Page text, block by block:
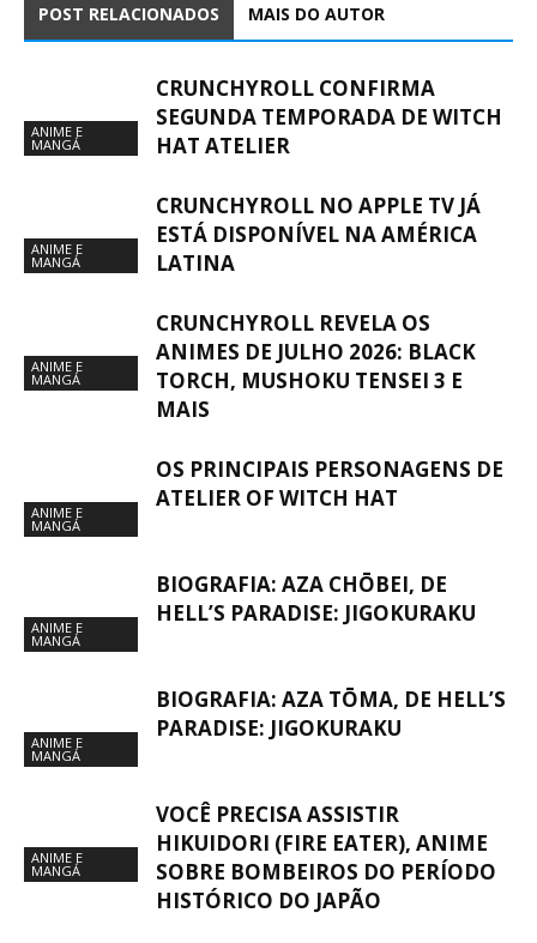
POST RELACIONADOS MAIS DO AUTOR
ANIME E
MANGÁ
CRUNCHYROLL CONFIRMA
SEGUNDA TEMPORADA DE WITCH
HAT ATELIER
ANIME E
MANGÁ
CRUNCHYROLL NO APPLE TV JÁ
ESTÁ DISPONÍVEL NA AMÉRICA
LATINA
ANIME E
MANGÁ
CRUNCHYROLL REVELA OS
ANIMES DE JULHO 2026: BLACK
TORCH, MUSHOKU TENSEI 3 E
MAIS
ANIME E
MANGÁ
OS PRINCIPAIS PERSONAGENS DE
ATELIER OF WITCH HAT
ANIME E
MANGÁ
BIOGRAFIA: AZA CHŌBEI, DE
HELL’S PARADISE: JIGOKURAKU
ANIME E
MANGÁ
BIOGRAFIA: AZA TŌMA, DE HELL’S
PARADISE: JIGOKURAKU
ANIME E
MANGÁ
VOCÊ PRECISA ASSISTIR
HIKUIDORI (FIRE EATER), ANIME
SOBRE BOMBEIROS DO PERÍODO
HISTÓRICO DO JAPÃO